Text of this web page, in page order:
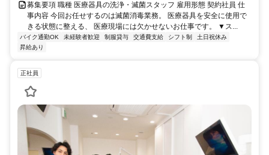
募集要項 職種 医療器具の洗浄・滅菌スタッフ 雇用形態 契約社員 仕
事内容 今回お任せするのは滅菌消毒業務。 医療器具を安全に使用で
きる状態に整える、 医療現場には欠かせないお仕事です。 ▼ス...
バイク通勤OK 未経験者歓迎 制服貸与 交通費支給 シフト制
土日祝休み
昇給あり
正社員